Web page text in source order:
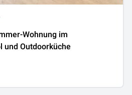
Wohnung im
und Outdoorküche